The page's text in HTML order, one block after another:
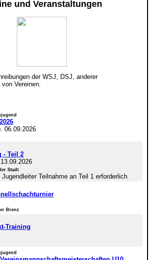
und Veranstaltungen
der WSJ, DSJ, anderer
von Vereinen.
06.09.2026
- Teil 2
Stadt
Teilnahme an Teil 1 erforderlich
Brenz
Training